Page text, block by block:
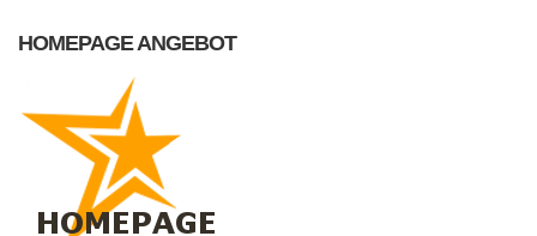
HOMEPAGE ANGEBOT